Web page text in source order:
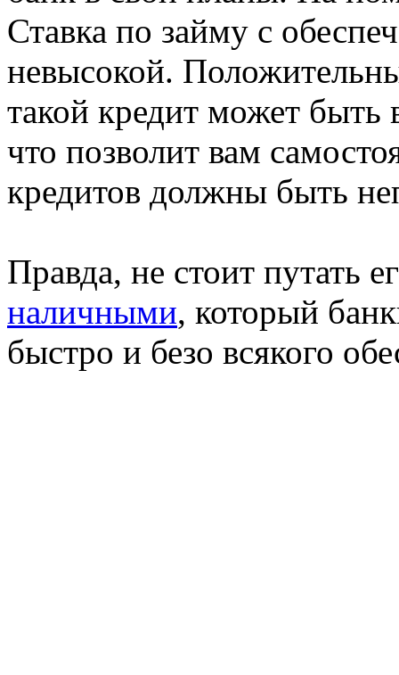
Ставка по займу с
невысокой.
такой кредит может
что позволит вам
кредитов должны быть
Правда, не стоит путать
наличными, который
быстро и безо всякого